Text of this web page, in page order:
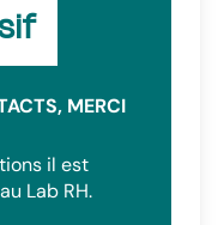
MERCI
il est
Lab RH.